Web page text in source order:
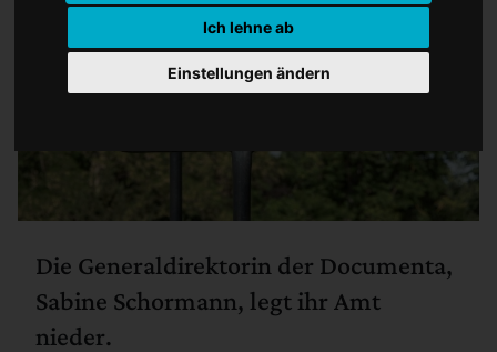
Ich lehne ab
Einstellungen ändern
Die Generaldirektorin der Documenta,
Sabine Schormann, legt ihr Amt
nieder.